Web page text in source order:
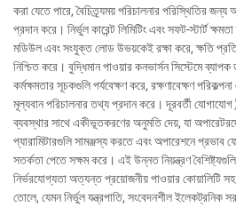
করা যেতে পারে, বৈচিত্র্যময় পরিচালনার পরিস্থিতির জন্য
প্রদান করে। নির্ভুল কারেন্ট লিমিটিং এবং সফট-স্টার্ট
মডিউল এবং সংযুক্ত লোড উভয়কেই রক্ষা করে, ক্ষতি
নিশ্চিত করে। বুদ্ধিমান পাওয়ার কনভার্সন সিস্টেমে
কর্মক্ষমতার সূচকগুলি পর্যবেক্ষণ করে, রক্ষণাবেক্ষণ
মূল্যবান পরিচালনার তথ্য প্রদান করে। দূরবর্তী যোগাযোগ
ব্যবস্থার সাথে একীভূতকরণের অনুমতি দেয়, যা
প্যারামিটারগুলি সামঞ্জস্য করতে এবং অপারেশনে প্রভাব
সতর্কতা পেতে সক্ষম করে। এই উন্নত নিয়ন্ত্রণ
নির্ভরযোগ্যতা অত্যন্ত প্রয়োজনীয় পাওয়ার কোয়ালিটি
তোলে, যেমন নির্ভুল যন্ত্রপাতি, সংবেদনশীল ইলেকট্রনিক